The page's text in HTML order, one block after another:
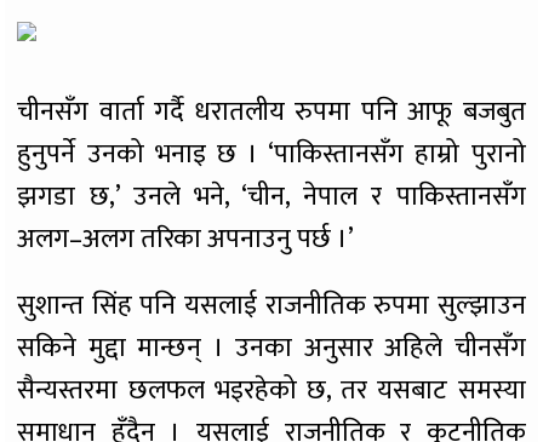
चीनसँग वार्ता गर्दै धरातलीय रुपमा पनि आफू बजबुत
हुनुपर्ने उनको भनाइ छ । ‘पाकिस्तानसँग हाम्रो पुरानो
झगडा छ,’ उनले भने, ‘चीन, नेपाल र पाकिस्तानसँग
अलग–अलग तरिका अपनाउनु पर्छ ।’
सुशान्त सिंह पनि यसलाई राजनीतिक रुपमा सुल्झाउन
सकिने मुद्दा मान्छन् । उनका अनुसार अहिले चीनसँग
सैन्यस्तरमा छलफल भइरहेको छ, तर यसबाट समस्या
समाधान हुँदैन । यसलाई राजनीतिक र कुटनीतिक